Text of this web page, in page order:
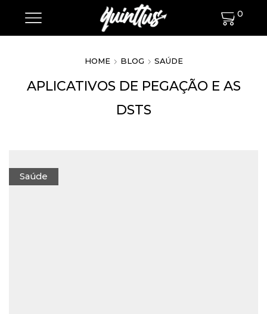
0
HOME BLOG SAÚDE
APLICATIVOS DE PEGAÇÃO E AS
DSTS
Saúde